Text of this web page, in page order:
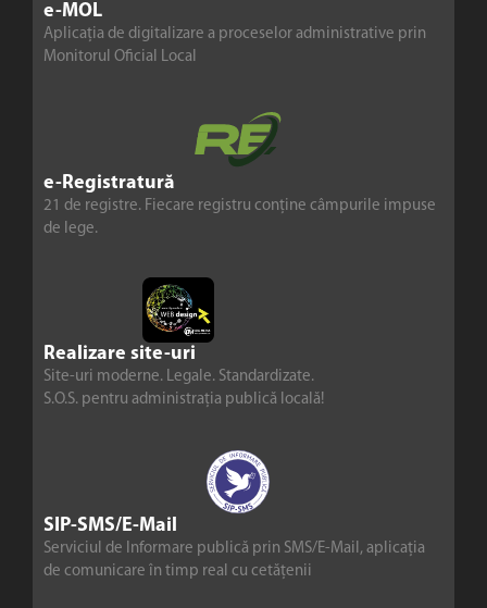
e-MOL
Aplicația de digitalizare a proceselor administrative prin
Monitorul Oficial Local
e-Registratură
21 de registre. Fiecare registru conține câmpurile impuse
de lege.
Realizare site-uri
Site-uri moderne. Legale. Standardizate.
S.O.S. pentru administrația publică locală!
SIP-SMS/E-Mail
Serviciul de Informare publică prin SMS/E-Mail, aplicația
de comunicare în timp real cu cetățenii